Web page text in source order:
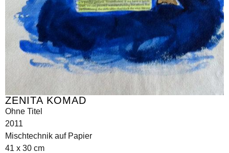
ZENITA KOMAD
Ohne Titel
2011
Mischtechnik auf Papier
41 x 30 cm